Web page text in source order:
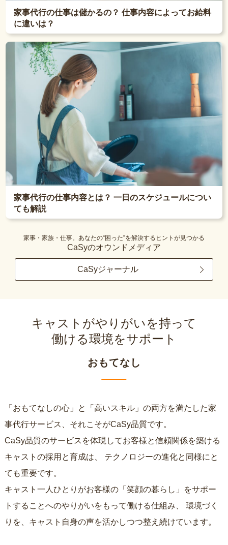
家事代行の仕事は儲かるの？ 仕事内容によってお給料
に違いは？
家事代行の仕事内容とは？ 一日のスケジュールについ
ても解説
家事・家族・仕事。あなたの“困った”を解決するヒントが見つかる
CaSyのオウンドメディア
CaSyジャーナル
キャストがやりがいを持って
働ける環境をサポート
おもてなし
「おもてなしの心」と「高いスキル」の両方を満たした家
事代行サービス、それこそがCaSy品質です。
CaSy品質のサービスを体現してお客様と信頼関係を築ける
キャストの採用と育成は、
ても重要です。
キャスト一人ひとりがお客様の「笑顔の暮らし」をサポー
トすることへのやりがいをもって働ける仕組み、
りを、キャスト自身の声を活かしつつ整え続けています。